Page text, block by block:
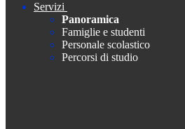
Servizi
Panoramica
Famiglie e studenti
Personale scolastico
Percorsi di studio